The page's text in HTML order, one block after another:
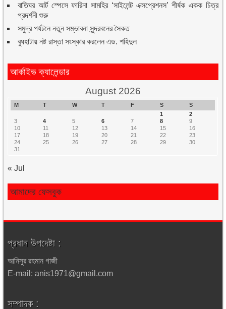
বাতিঘর আর্ট স্পেসে ফারিনা সামহির ‘সাইলেন্ট এক্সপ্রেশনস’ শীর্ষক একক চিত্র
প্রদর্শনী শুরু
সমুদ্র পর্যটনে নতুন সম্ভাবনা সুন্দরবনের সৈকত
বুধহাটায় নষ্ট রাস্তা সংস্কার করলেন এড. শহিদুল
আর্কাইভ ক্যালেন্ডার
August 2026
M T W T F S
S
1
2
3
4 5 6 7 8
9
10
11 12 13 14 15
16
17
18 19 20 21 22
23
24
25 26 27 28 29
30
31
« Jul
আমাদের ফেসবুক
প্রধান উপদেষ্টা :
আনিসুর রহমান গাজী
E-mail: anis1971@gmail.com
সম্পাদক :